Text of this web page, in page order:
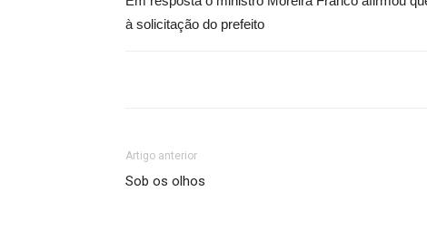
à solicitação do prefeito
Artigo anterior
Sob os olhos